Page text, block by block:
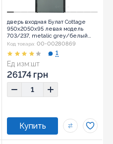
дверь входная Булат Cottage
950x2050x95 левая модель
703/237, metalic grey/белый
атласный (0006)
Код товара: 00-00280869
Ед изм:шт
1
26174 грн